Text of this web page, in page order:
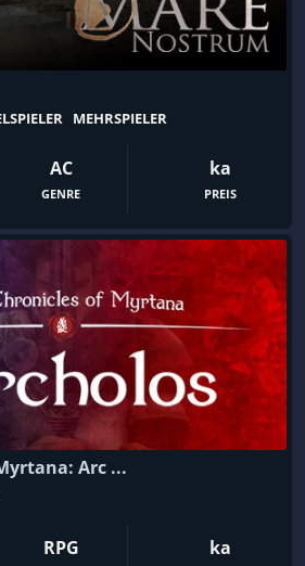
Drama
Dungeon
Dynamische Erzählung
Echtzeit mit Pause
Echtzeittaktik
Egoperspektive
Einzigartig
Elektronische Musik
Entdeckungsreisen
Episch
Erkundung
Extraction-Shooter
MEHRSPIELER
AC
GENRE
ka
PREIS
Arc ...
RPG ka